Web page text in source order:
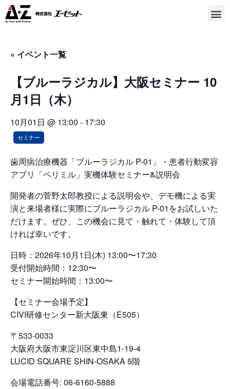
« イベント一覧
【ブルーラジカル】大阪セミナー 10
月1日（木）
10月01日 @ 13:00 - 17:30
セミナー
歯周病治療機器「ブルーラジカル P-01」・患者行動変容
アプリ「ペリミル」実機体験セミナー&説明会
開発者の菅野太郎教授による説明会や、デモ機による実
演と来場者様に実際にブルーラジカル P-01をお試しいた
だけます。ぜひ、この機会に見て・触れて・体験して頂
ければ幸いです。
日時：2026年10月1日(木) 13:00〜17:30
受付開始時間：12:30〜
セミナー開始時間：13:00〜
【セミナー会場予定】
CIVI研修センター新大阪東（E505）
〒533-0033
大阪府大阪市東淀川区東中島1-19-4
LUCID SQUARE SHIN-OSAKA 5階
会場電話番号: 06-6160-5888